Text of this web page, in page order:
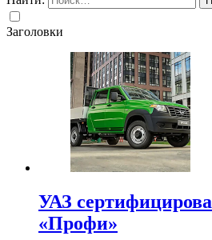
Заголовки
УАЗ
«Профи»